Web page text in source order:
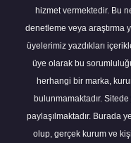
hizmet vermektedir. Bu
denetleme veya araştırma
üyelerimiz yazdıkları
üye olarak bu
herhangi bir marka,
bulunmamaktadır. Sitede
paylaşılmaktadır. Burada
olup, gerçek kurum ve